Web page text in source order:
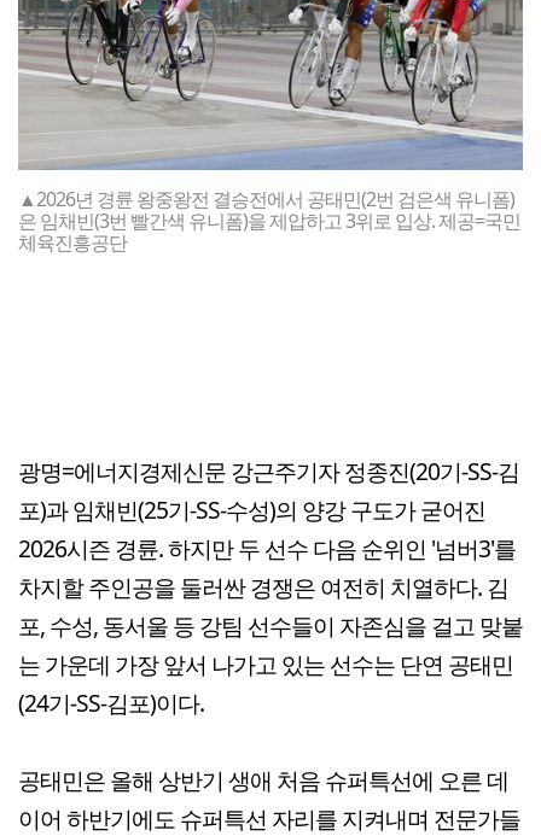
▲2026년 경륜 왕중왕전 결승전에서 공태민(2번 검은색 유니폼)
은 임채빈(3번 빨간색 유니폼)을 제압하고 3위로 입상. 제공=국민
체육진흥공단
광명=에너지경제신문 강근주기자 정종진(20기-SS-김
포)과 임채빈(25기-SS-수성)의 양강 구도가 굳어진
2026시즌 경륜. 하지만 두 선수 다음 순위인 '넘버3'를
차지할 주인공을 둘러싼 경쟁은 여전히 치열하다. 김
포, 수성, 동서울 등 강팀 선수들이 자존심을 걸고 맞붙
는 가운데 가장 앞서 나가고 있는 선수는 단연 공태민
(24기-SS-김포)이다.
공태민은 올해 상반기 생애 처음 슈퍼특선에 오른 데
이어 하반기에도 슈퍼특선 자리를 지켜내며 전문가들